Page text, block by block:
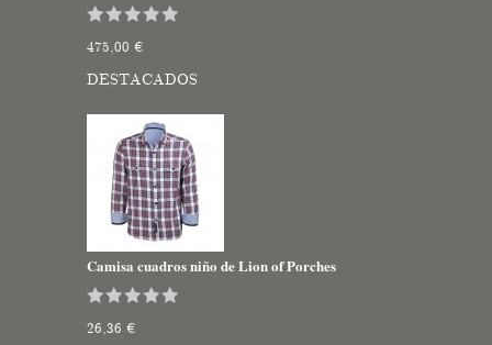
475,00 €
DESTACADOS
Camisa cuadros niño de Lion of Porches
26,36 €